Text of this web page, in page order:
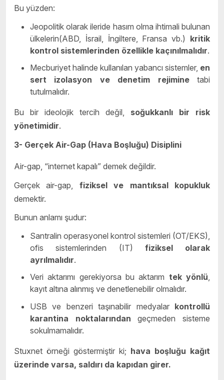
Bu yüzden:
Jeopolitik olarak ileride hasım olma ihtimali bulunan
ülkelerin(ABD, İsrail, İngiltere, Fransa vb.) kritik
kontrol sistemlerinden özellikle kaçınılmalıdır.
Mecburiyet halinde kullanılan yabancı sistemler, en
sert izolasyon ve denetim rejiminetabi
tutulmalıdır.
Bu bir ideolojik tercih değil, soğukkanlı bir risk
yönetimidir.
3- Gerçek Air-Gap (Hava Boşluğu) Disiplini
Air-gap, “internet kapalı” demek değildir.
Gerçek air-gap, fiziksel ve mantıksal kopukluk
demektir.
Bunun anlamı şudur:
Santralin operasyonel kontrol sistemleri (OT/EKS),
ofis sistemlerinden (IT) fiziksel olarak
ayrılmalıdır.
Veri aktarımı gerekiyorsa bu aktarım tek yönlü,
kayıt altına alınmış ve denetlenebilir olmalıdır.
USB ve benzeri taşınabilir medyalar kontrollü
karantina noktalarından geçmeden sisteme
sokulmamalıdır.
Stuxnet örneği göstermiştir ki; hava boşluğu kağıt
üzerinde varsa, saldırı da kapıdan girer.